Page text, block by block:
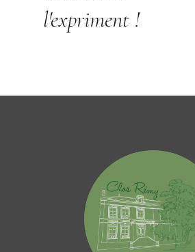
l'expriment !